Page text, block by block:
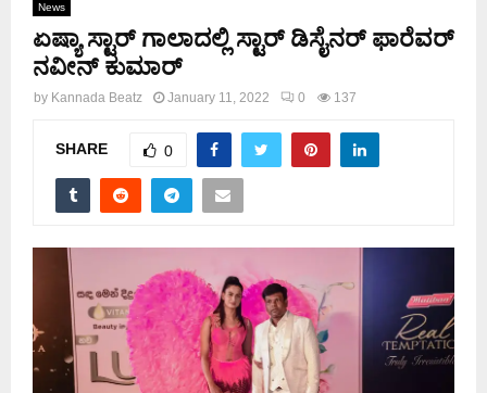
News
ಏಷ್ಯಾ ಸ್ಟಾರ್ ಗಾಲಾದಲ್ಲಿ ಸ್ಟಾರ್ ಡಿಸೈನರ್ ಫಾರೆವರ್
ನವೀನ್ ಕುಮಾರ್
by Kannada Beatz January 11, 2022 0 137
SHARE 0